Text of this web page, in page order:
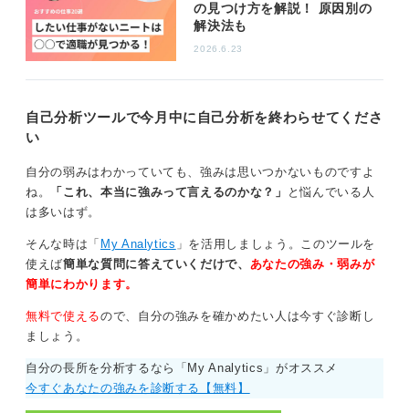
の見つけ方を解説！ 原因別の
解決法も
2026.6.23
自己分析ツールで今月中に自己分析を終わらせてくださ
い
自分の弱みはわかっていても、強みは思いつかないものですよ
ね。
「これ、本当に強みって言えるのかな？」
と悩んでいる人
は多いはず。
そんな時は「 My Analytics 」を活用しましょう。このツールを
使えば簡単な質問に答えていくだけで、 あなたの強み・弱みが
簡単にわかります。
無料で使えるので、自分の強みを確かめたい人は今すぐ診断し
ましょう。
自分の長所を分析するなら「My Analytics」がオススメ
今すぐあなたの強みを診断する【無料】